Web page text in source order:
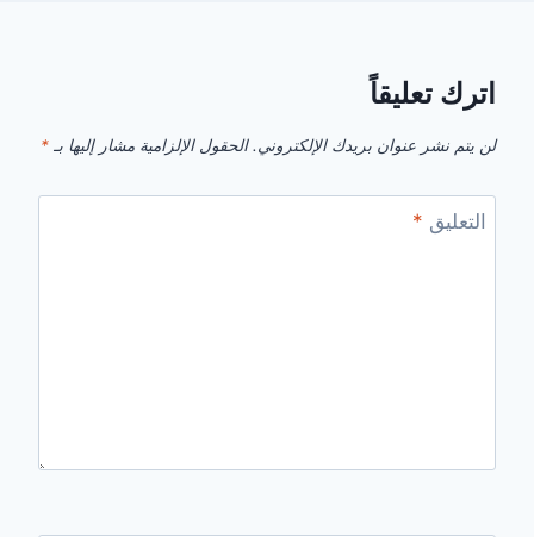
اترك تعليقاً
لن يتم نشر عنوان بريدك الإلكتروني. الحقول الإلزامية مشار إليها بـ *
التعليق *